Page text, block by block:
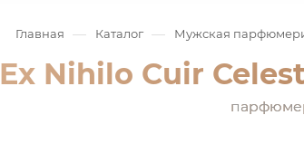
Главная — Каталог — Мужская
Ex Nihilo Cuir